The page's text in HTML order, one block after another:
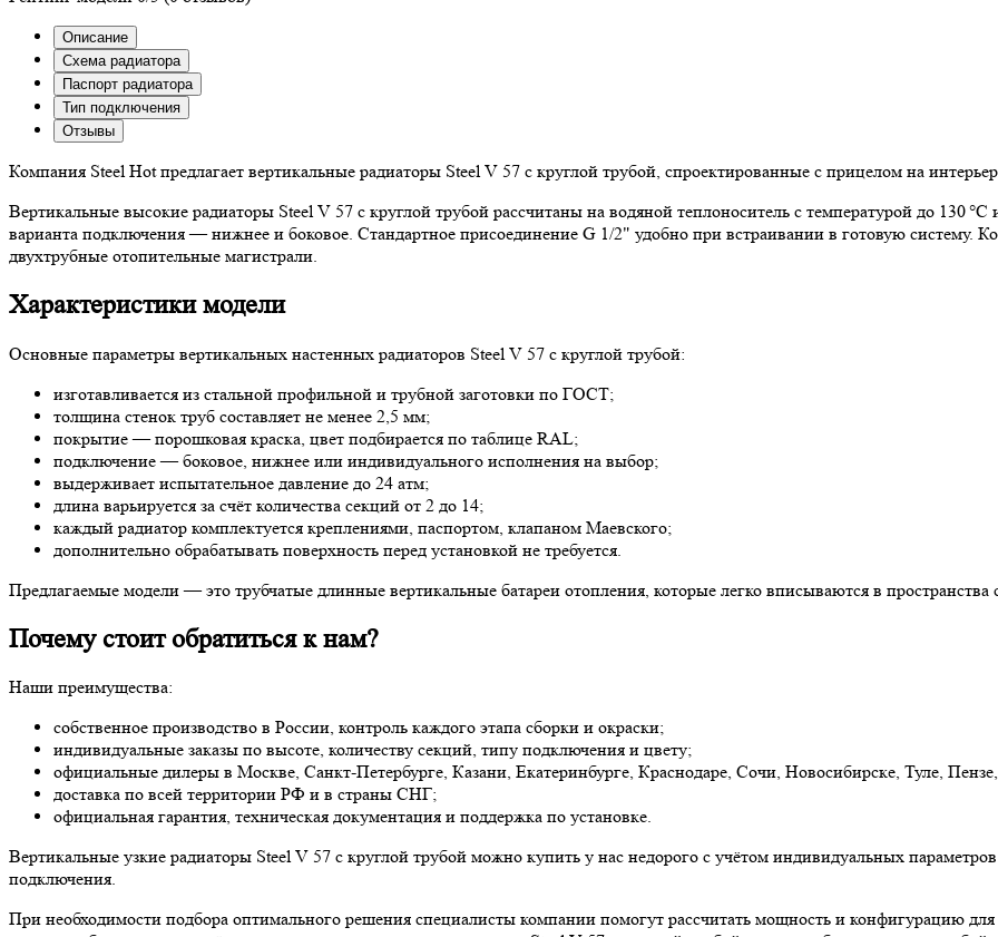
Описание
Схема радиатора
Паспорт радиатора
Тип подключения
Отзывы
Компания Steel Hot предлагает вертикальные радиаторы Steel V 57 с круглой трубой, спроектированные с прицелом на
Вертикальные высокие радиаторы Steel V 57 с круглой трубой рассчитаны на водяной теплоноситель с температурой до 130
варианта подключения — нижнее и боковое. Стандартное присоединение G 1/2" удобно при встраивании в готовую систему.
двухтрубные отопительные магистрали.
Характеристики модели
Основные параметры вертикальных настенных радиаторов Steel V 57 с круглой трубой:
изготавливается из стальной профильной и трубной заготовки по ГОСТ;
толщина стенок труб составляет не менее 2,5 мм;
покрытие — порошковая краска, цвет подбирается по таблице RAL;
подключение — боковое, нижнее или индивидуального исполнения на выбор;
выдерживает испытательное давление до 24 атм;
длина варьируется за счёт количества секций от 2 до 14;
каждый радиатор комплектуется креплениями, паспортом, клапаном Маевского;
дополнительно обрабатывать поверхность перед установкой не требуется.
Предлагаемые модели — это трубчатые длинные вертикальные батареи отопления, которые легко вписываются в
Почему стоит обратиться к нам?
Наши преимущества:
собственное производство в России, контроль каждого этапа сборки и окраски;
индивидуальные заказы по высоте, количеству секций, типу подключения и цвету;
официальные дилеры в Москве, Санкт-Петербурге, Казани, Екатеринбурге, Краснодаре, Сочи, Новосибирске, Туле,
доставка по всей территории РФ и в страны СНГ;
официальная гарантия, техническая документация и поддержка по установке.
Вертикальные узкие радиаторы Steel V 57 с круглой трубой можно купить у нас недорого с учётом индивидуальных
подключения.
При необходимости подбора оптимального решения специалисты компании помогут рассчитать мощность и конфигурацию